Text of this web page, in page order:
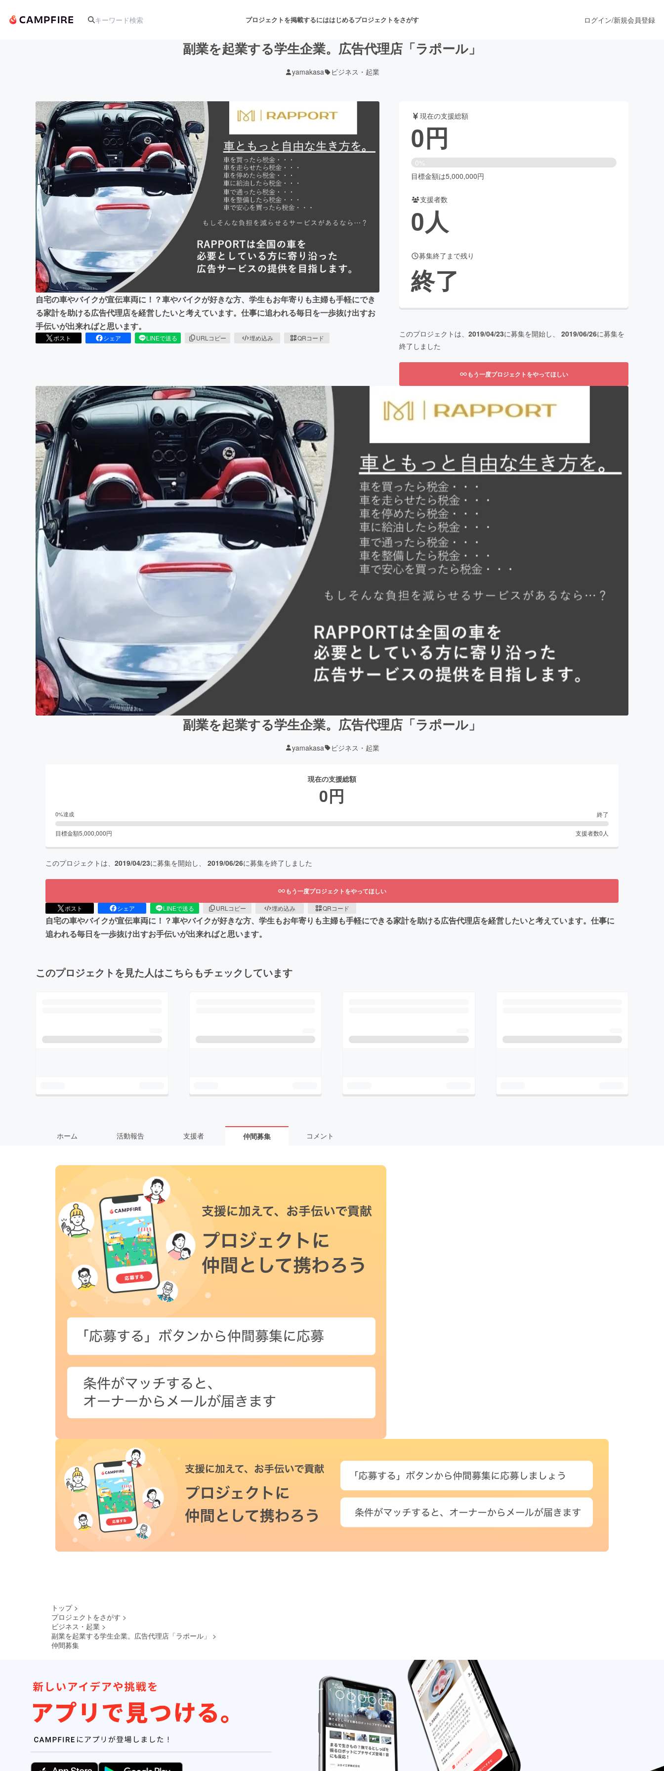
プロジェクトを掲載するにははじめるプロジェクトをさがす
アート・写真 音楽 舞台・パフォーマンス
テクノロジー・ガジェット ゲーム・サービス開発 フード・飲食店
映像・映画 書籍・雑誌出版
ビジネス・起業 チャレンジ ビューティー・ヘルスケア
まちづくり・地域活性化
CAMPFIRE for Social Good
CAMPFIREふるさと納税machi-ya
ログイン/新規会員登録
副業を起業する学生企業。広告代理店「ラポール」
yamakasa ビジネス・起業
自宅の車やバイクが宣伝車両に！？車やバイクが好きな方、学生もお年寄りも主婦も手軽にでき
る家計を助ける広告代理店を経営したいと考えています。仕事に追われる毎日を一歩抜け出すお
手伝いが出来ればと思います。
ポスト シェア LINEで送る URLコピー 埋め込み QRコード
現在の支援総額
0円
0%
目標金額は5,000,000円
支援者数
0人
募集終了まで残り
終了
このプロジェクトは、 2019/04/23に募集を開始し、 2019/06/26に募集を
終了しました
もう一度プロジェクトをやってほしい
副業を起業する学生企業。広告代理店「ラポール」
yamakasa ビジネス・起業
現在の支援総額
0円
0%達成 終了
目標金額5,000,000円 支援者数0 人
このプロジェクトは、 2019/04/23に募集を開始し、 2019/06/26に募集を終了しました
もう一度プロジェクトをやってほしい
ポスト シェア LINEで送る URLコピー 埋め込み QRコード
自宅の車やバイクが宣伝車両に！？車やバイクが好きな方、学生もお年寄りも主婦も手軽にできる家計を助ける広告代理店を経営したいと考えています。仕事に
追われる毎日を一歩抜け出すお手伝いが出来ればと思います。
このプロジェクトを見た人はこちらもチェックしています
ホーム 活動報告 支援者 仲間募集 コメント
トップ >
プロジェクトをさがす >
ビジネス・起業 >
副業を起業する学生企業。広告代理店「ラポール」
>
仲間募集